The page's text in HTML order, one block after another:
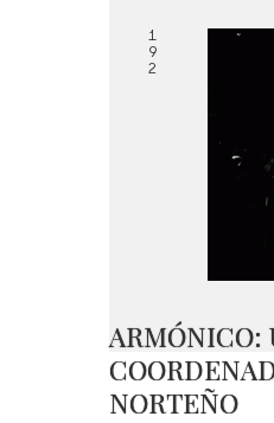
1
9
2
ARMÓNICO:
NORTEÑO